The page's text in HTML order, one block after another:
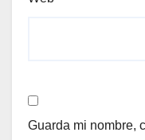
Guarda mi nombre,